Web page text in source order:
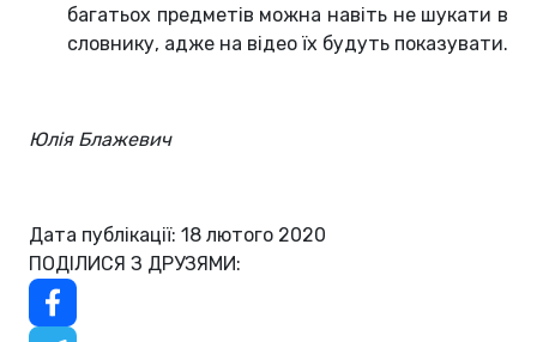
багатьох предметів можна навіть не шукати в
словнику, адже на відео їх будуть показувати.
Юлія Блажевич
Дата публікації: 18 лютого 2020
ПОДІЛИСЯ З ДРУЗЯМИ: